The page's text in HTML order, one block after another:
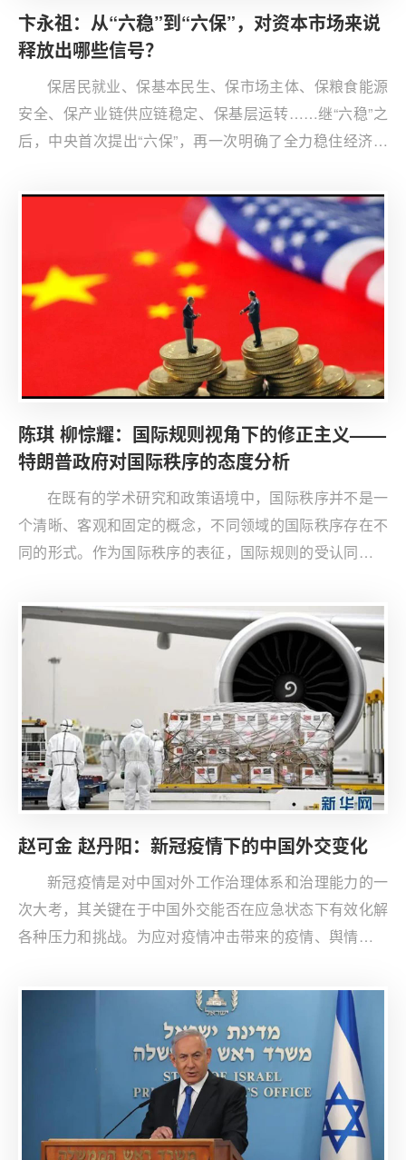
卞永祖：从“六稳”到“六保”，对资本市场来说
释放出哪些信号？
保居民就业、保基本民生、保市场主体、保粮食能源
安全、保产业链供应链稳定、保基层运转……继“六稳”之
后，中央首次提出“六保”，再一次明确了全力稳住经济基
有哪些重点工作要做？带着这些问题，本刊记者采访了清
华大学战略与安全研究中心客座研究员，中国人民大学重
阳金融研究院产业研究部副主任、研究员卞永祖。
陈琪 柳悰耀：国际规则视角下的修正主义——
特朗普政府对国际秩序的态度分析
在既有的学术研究和政策语境中，国际秩序并不是一
个清晰、客观和固定的概念，不同领域的国际秩序存在不
同的形式。作为国际秩序的表征，国际规则的受认同程度
年特朗普政府上台后，不断攻击中国是“修正主义国家”，
指责中国是国际秩序的“破坏者”和国际规则的“违反者”，对
美国构成了“挑战”和“威胁”。而正如不少批评指出的，近年
来以“现状国家”自居的美国越来越成为国际秩序的破坏性
力量，但这种观点尚缺乏严谨的系统研究支撑。文章将国
际秩序要素分为共识程度较高的规则和共识尚在形成的规
则，分别讨论特朗普政府当前对这两类国际秩序的态度和
行为。研究表明，美国通过各种形式违反了主权规则、军
则”，同时，在人权保护、环境保护和信息情报流动规则
等“软规则”方面采取了双重标准和霸权主义行为，正对国
际秩序产生严重的损毁性影响。
赵可金 赵丹阳：新冠疫情下的中国外交变化
新冠疫情是对中国对外工作治理体系和治理能力的一
次大考，其关键在于中国外交能否在应急状态下有效化解
各种压力和挑战。为应对疫情冲击带来的疫情、舆情与经
在理念上更加坚持以人为本，在心态上更加趋向战略主
动，在机制上呈现应急管理，在行动上更加立体联动。总
体来看，中国防控疫情外交取得了积极成效，为对外工作
提供了更多空间，但也不同程度地出现了“外交超载”，面
临“泛外交化”和“泛政治化”的问题。如何精准界定常态外交
与应急外交的不同模式，力争实现两种模式在法理上的合
理切换，力避发生因紧急而失控失态的情况，是中国外交